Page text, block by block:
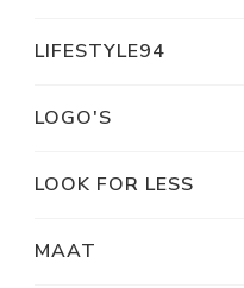
LIFESTYLE94
LOGO'S
LOOK FOR LESS
MAAT